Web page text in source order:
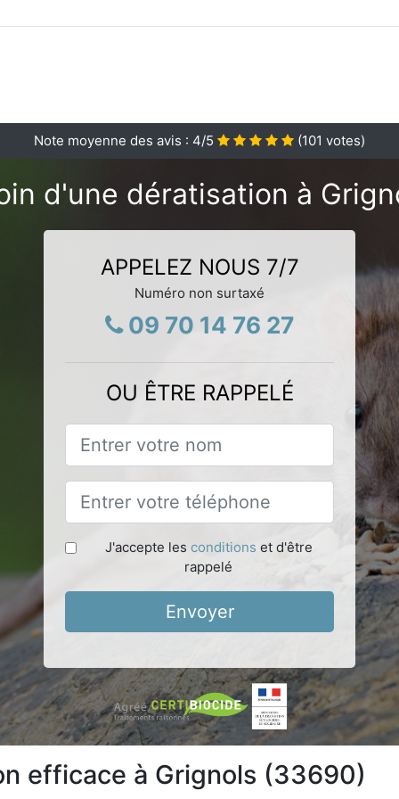
Note moyenne des avis : 4/5 (101 votes)
d'une dératisation à
APPELEZ NOUS 7/7
Numéro non surtaxé
09 70 14 76 27
OU ÊTRE RAPPELÉ
J'accepte les conditions et d'être
rappelé
Envoyer
efficace à Grignols (33690)